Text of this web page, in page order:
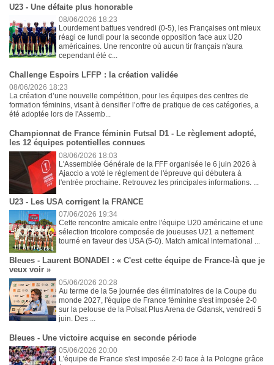
U23 - Une défaite plus honorable
08/06/2026 18:23
Lourdement battues vendredi (0-5), les Françaises ont mieux
réagi ce lundi pour la seconde opposition face aux U20
américaines. Une rencontre où aucun tir français n'aura
cependant été c...
Challenge Espoirs LFFP : la création validée
08/06/2026 18:23
La création d’une nouvelle compétition, pour les équipes des centres de
formation féminins, visant à densifier l’offre de pratique de ces catégories, a
été adoptée lors de l'Assemb...
Championnat de France féminin Futsal D1 - Le règlement adopté,
les 12 équipes potentielles connues
08/06/2026 18:03
L'Assemblée Générale de la FFF organisée le 6 juin 2026 à
Ajaccio a voté le règlement de l'épreuve qui débutera à
l'entrée prochaine. Retrouvez les principales informations. ...
U23 - Les USA corrigent la FRANCE
07/06/2026 19:34
Cette rencontre amicale entre l'équipe U20 américaine et une
sélection tricolore composée de joueuses U21 a nettement
tourné en faveur des USA (5-0). Match amical international ...
Bleues - Laurent BONADEI : « C'est cette équipe de France-là que je
veux voir »
05/06/2026 20:28
Au terme de la 5e journée des éliminatoires de la Coupe du
monde 2027, l'équipe de France féminine s'est imposée 2-0
sur la pelouse de la Polsat Plus Arena de Gdansk, vendredi 5
juin. Des ...
Bleues - Une victoire acquise en seconde période
05/06/2026 20:00
L'équipe de France s'est imposée 2-0 face à la Pologne grâce